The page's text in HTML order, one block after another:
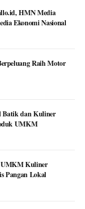
HMN Media
Ekonomi Nasional
Raih Motor
Batik dan Kuliner
UMKM
Kuliner
Pangan Lokal